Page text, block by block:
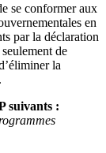
se conformer aux
en
par la déclaration
de
la
suivants :